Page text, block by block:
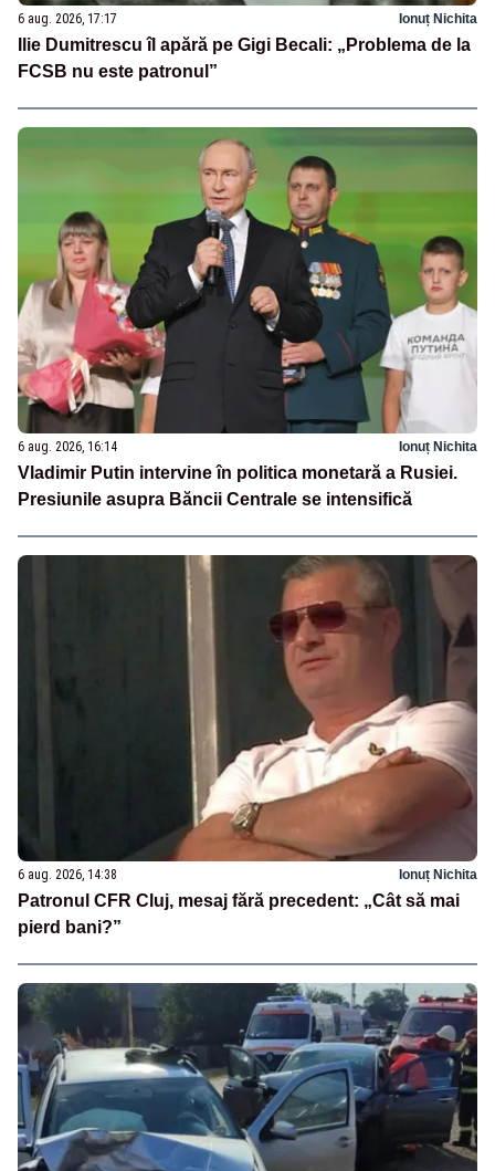
6 aug. 2026, 17:17 Ionuț Nichita
Ilie Dumitrescu îl apără pe Gigi Becali: „Problema de la
FCSB nu este patronul”
6 aug. 2026, 16:14 Ionuț Nichita
Vladimir Putin intervine în politica monetară a Rusiei.
Presiunile asupra Băncii Centrale se intensifică
6 aug. 2026, 14:38 Ionuț Nichita
Patronul CFR Cluj, mesaj fără precedent: „Cât să mai
pierd bani?”